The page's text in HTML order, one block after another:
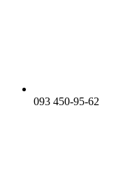
093 450-95-62